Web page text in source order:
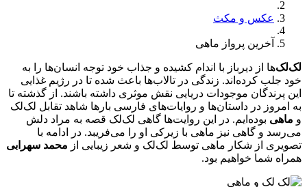
عکس و مکث
آخرین پرواز ماهی
لک‌لک‌ها از دیرباز با اندام کشیده و جذاب خود توجه انسان‌ها را به
خود جلب کرده‌اند. زندگی در تالاب‌ها باعث شده تا در رژیم غذایی
این پرندگان موجودات دریایی نقش موثری داشته باشند. از گذشته تا
به امروز در داستان‌ها و روایات‌های فارسی بارها شاهد تقابل لک‌لک
و ماهی بوده‌ایم. در این روایت‌ها گاهی لک‌لک قصه به مراد دلش
می‌رسد و گاهی نیز ماهی با زیرکی او را می‌فریبد. در ادامه با
تصویری از شکار ماهی توسط لک‌لک و شعر زیبایی از محمد سهرابی
همراه شما خواهیم بود.